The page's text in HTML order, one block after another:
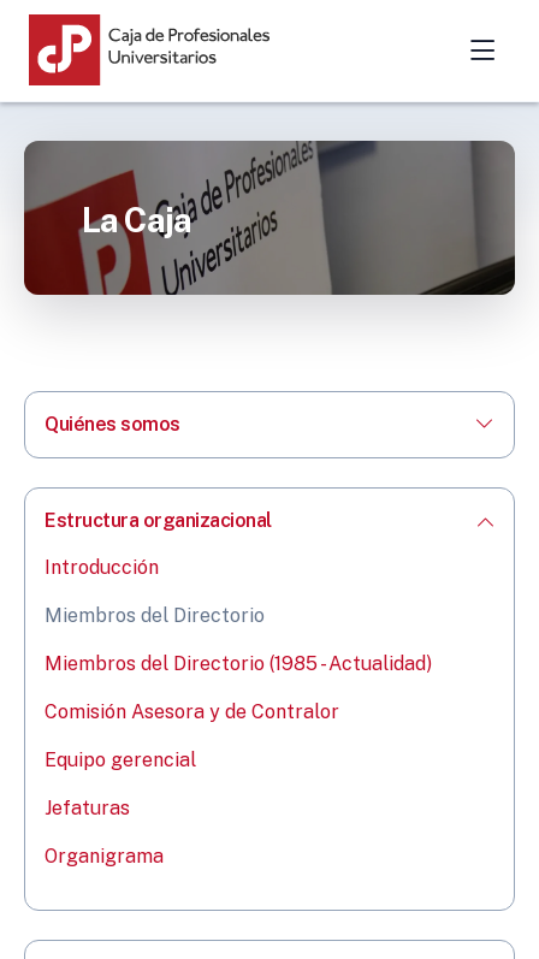
La Caja
Quiénes somos
Estructura organizacional
Introducción
Miembros del Directorio
Miembros del Directorio (1985 - Actualidad)
Comisión Asesora y de Contralor
Equipo gerencial
Jefaturas
Organigrama